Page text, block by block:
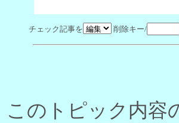
チェック記事を 削除キー/
このトピック内容